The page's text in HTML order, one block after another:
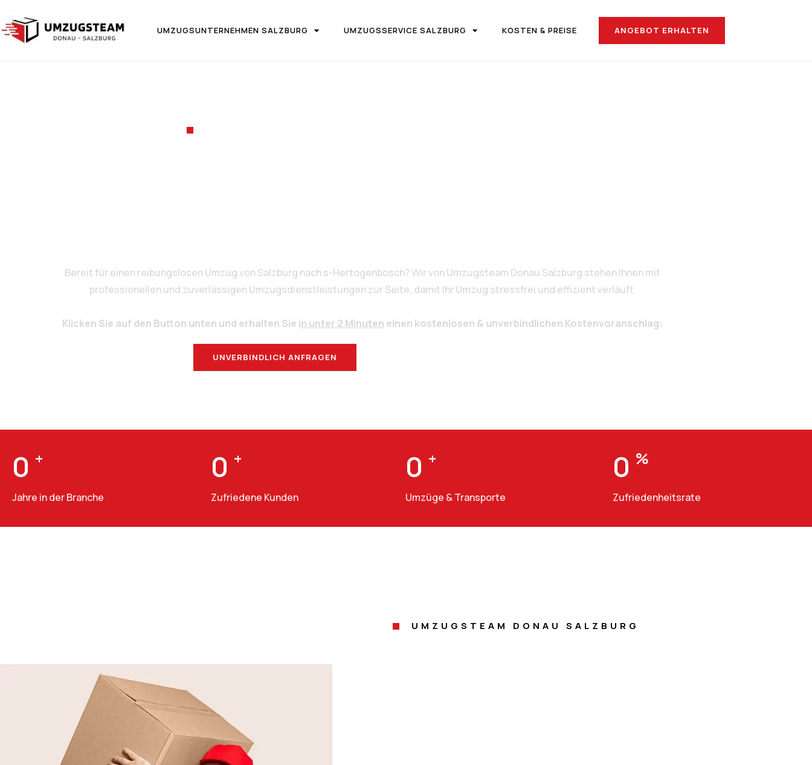
UMZUGSUNTERNEHMEN SALZBURG UMZUGSSERVICE SALZBURG KOSTEN & PREISE ANGEBOT ERHALTEN
Bereit für einen reibungslosen Umzug von Salzburg nach s-Hertogenbosch? Wir von Umzugsteam Donau Salzburg stehen Ihnen mit
professionellen und zuverlässigen Umzugsdienstleistungen zur Seite, damit Ihr Umzug stressfrei und effizient verläuft.
Klicken Sie auf den Button unten und erhalten Sie in unter 2 Minuten einen kostenlosen & unverbindlichen Kostenvoranschlag:
UNVERBINDLICH ANFRAGEN
0 +
Jahre in der Branche
0 +
Zufriedene Kunden
0 +
Umzüge & Transporte
0 %
Zufriedenheitsrate
UMZUGSTEAM DONAU SALZBURG